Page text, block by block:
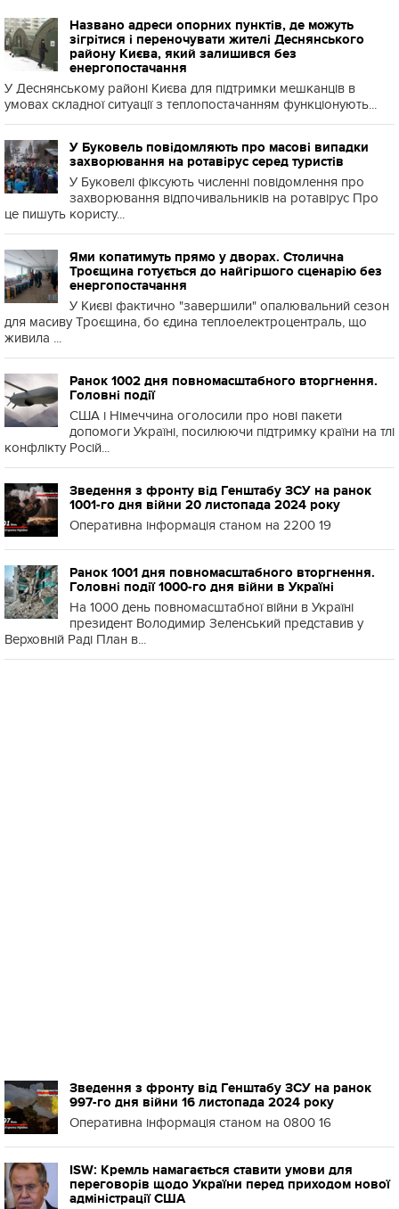
Названо адреси опорних пунктів, де можуть
зігрітися і переночувати жителі Деснянського
району Києва, який залишився без
енергопостачання
У Деснянському районі Києва для підтримки мешканців в
умовах складної ситуації з теплопостачанням функціонують...
У Буковель повідомляють про масові випадки
захворювання на ротавірус серед туристів
У Буковелі фіксують численні повідомлення про
захворювання відпочивальників на ротавірус Про
це пишуть користу...
Ями копатимуть прямо у дворах. Столична
Троєщина готується до найгіршого сценарію без
енергопостачання
У Києві фактично "завершили" опалювальний сезон
для масиву Троєщина, бо єдина теплоелектроцентраль, що
живила ...
Ранок 1002 дня повномасштабного вторгнення.
Головні події
США і Німеччина оголосили про нові пакети
допомоги Україні, посилюючи підтримку країни на тлі
конфлікту Росій...
Зведення з фронту від Генштабу ЗСУ на ранок
1001-го дня війни 20 листопада 2024 року
Оперативна інформація станом на 2200 19
Ранок 1001 дня повномасштабного вторгнення.
Головні події 1000-го дня війни в Україні
На 1000 день повномасштабної війни в Україні
президент Володимир Зеленський представив у
Верховній Раді План в...
Зведення з фронту від Генштабу ЗСУ на ранок
997-го дня війни 16 листопада 2024 року
Оперативна інформація станом на 0800 16
ISW: Кремль намагається ставити умови для
переговорів щодо України перед приходом нової
адміністрації США